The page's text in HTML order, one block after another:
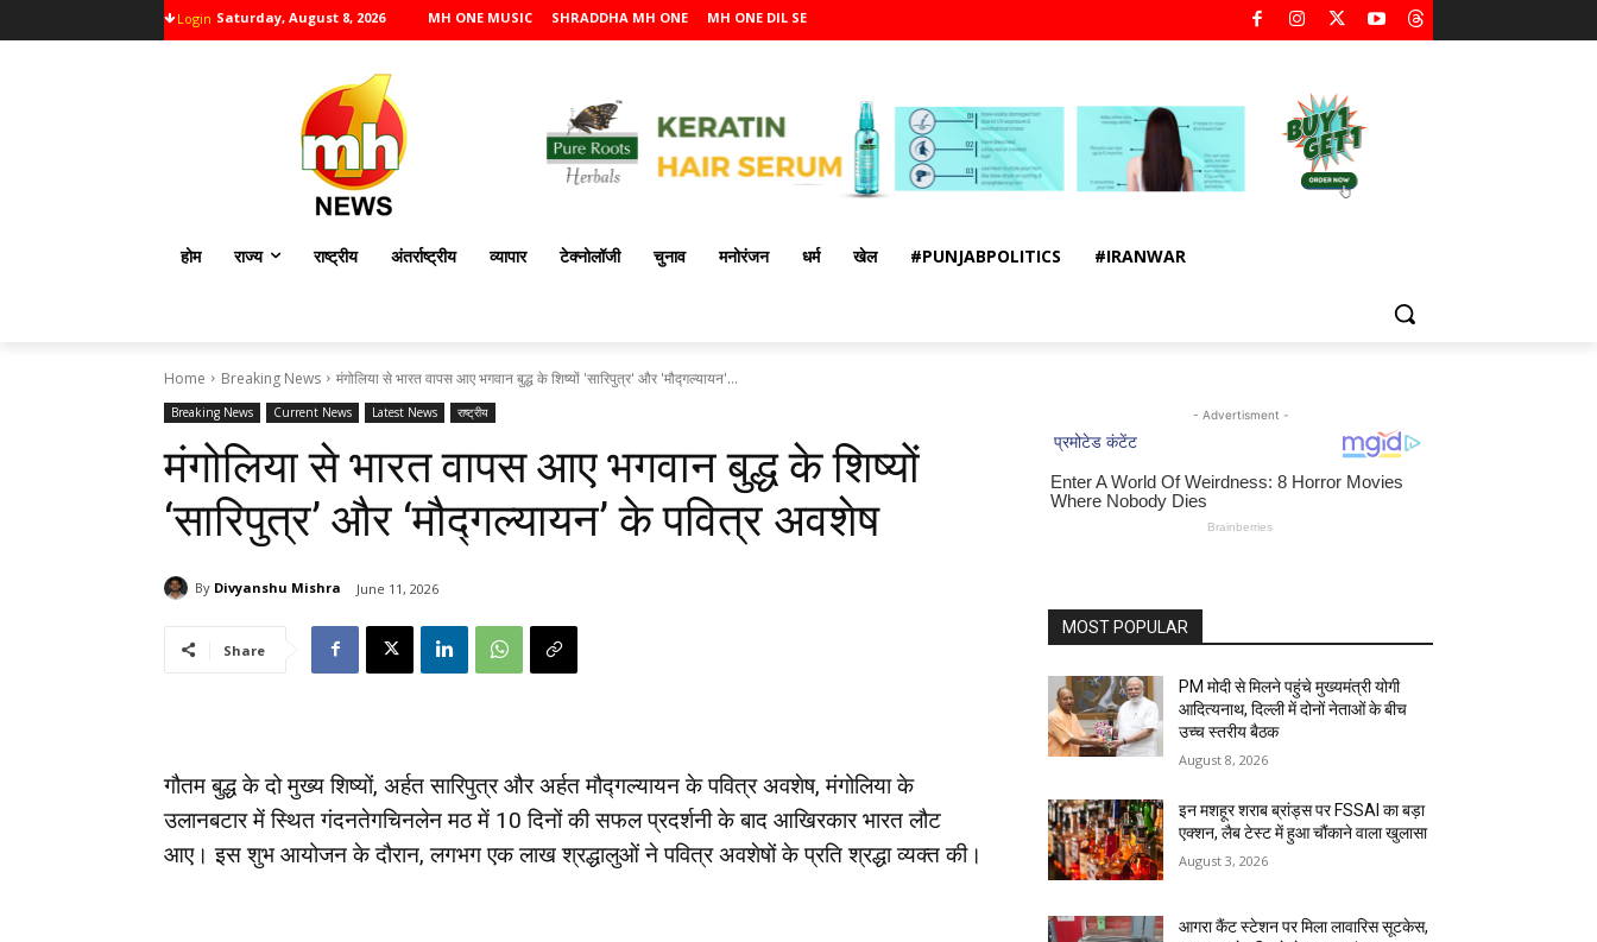
Login Saturday, August 8, 2026 MH ONE MUSIC SHRADDHA MH ONE MH ONE DIL SE
होम राज्य राष्ट्रीय अंतर्राष्ट्रीय व्यापार टेक्नोलॉजी चुनाव मनोरंजन धर्म खेल #PUNJABPOLITICS #IRANWAR
Home Breaking News मंगोलिया से भारत वापस आए भगवान बुद्ध के शिष्यों 'सारिपुत्र' और 'मौद्गल्यायन'...
Breaking News Current News Latest News राष्ट्रीय
मंगोलिया से भारत वापस आए भगवान बुद्ध के शिष्यों
‘सारिपुत्र’ और ‘मौद्गल्यायन’ के पवित्र अवशेष
By Divyanshu Mishra June 11, 2026
Share
गौतम बुद्ध के दो मुख्य शिष्यों, अर्हत सारिपुत्र और अर्हत मौद्गल्यायन के पवित्र अवशेष, मंगोलिया के
उलानबटार में स्थित गंदनतेगचिनलेन मठ में 10 दिनों की सफल प्रदर्शनी के बाद आखिरकार भारत लौट
आए। इस शुभ आयोजन के दौरान, लगभग एक लाख श्रद्धालुओं ने पवित्र अवशेषों के प्रति श्रद्धा व्यक्त की।
- Advertisment -
MOST POPULAR
PM मोदी से मिलने पहुंचे मुख्यमंत्री योगी
आदित्यनाथ, दिल्ली में दोनों नेताओं के बीच
उच्च स्तरीय बैठक
August 8, 2026
इन मशहूर शराब ब्रांड्स पर FSSAI का बड़ा
एक्शन, लैब टेस्ट में हुआ चौंकाने वाला खुलासा
August 3, 2026
आगरा कैंट स्टेशन पर मिला लावारिस सूटकेस,